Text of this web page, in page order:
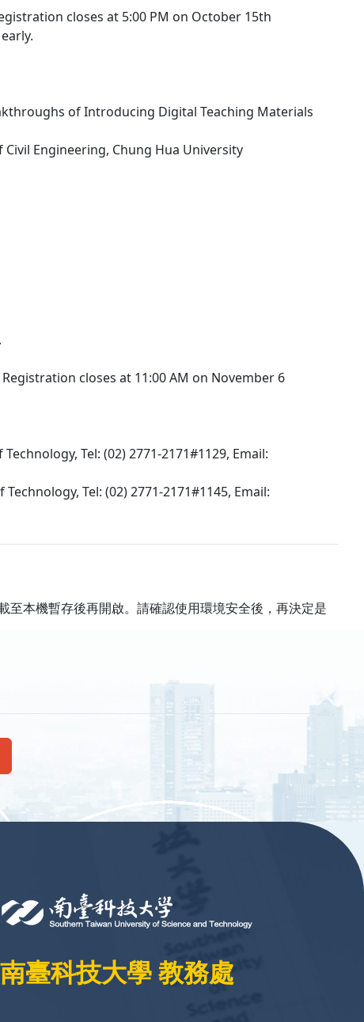
closes at 5:00 PM on October 15th
of Introducing Digital Teaching Materials
Engineering, Chung Hua University
closes at 11:00 AM on November 6
Tel: (02) 2771-2171#1129, Email:
Tel: (02) 2771-2171#1145, Email:
本機暫存後再開啟。請確認使用環境安全後，再決定是
南臺科技大學 教務處